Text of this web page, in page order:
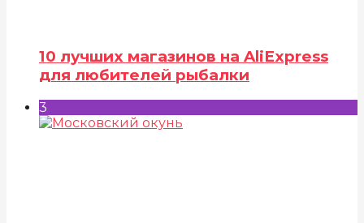
10 лучших магазинов на AliExpress
для любителей рыбалки
3